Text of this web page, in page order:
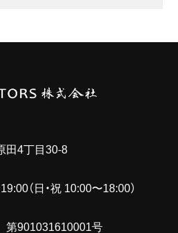
田4丁目30-8
（日・祝 10:00〜18:00）
901031610001号